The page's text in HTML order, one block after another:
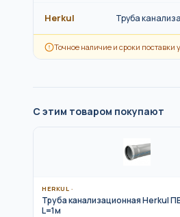
Herkul Труба
Точное наличие и сроки поставки
С этим товаром покупают
HERKUL ·
Труба канализационная Herkul
L=1м